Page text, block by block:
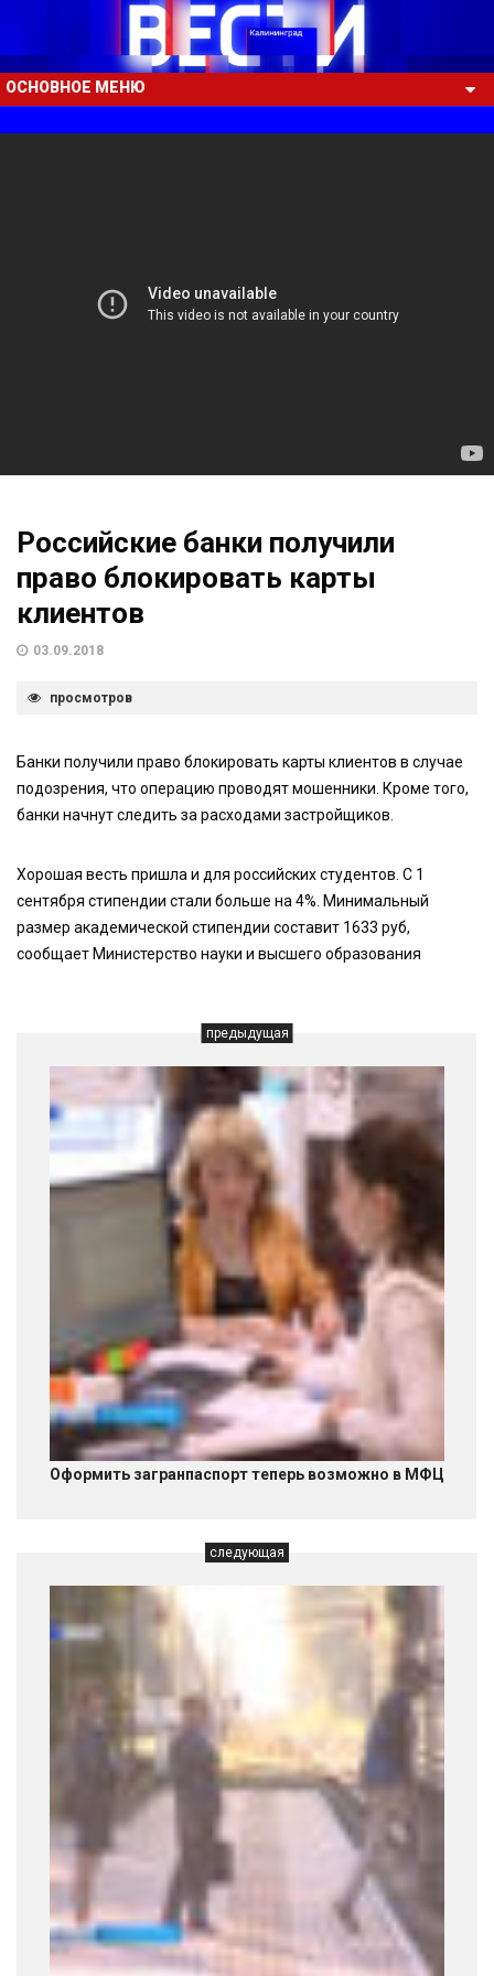
ОСНОВНОЕ МЕНЮ
Российские банки получили
право блокировать карты
клиентов
03.09.2018
просмотров
Банки получили право блокировать карты клиентов в случае
подозрения, что операцию проводят мошенники. Кроме того,
банки начнут следить за расходами застройщиков.
Хорошая весть пришла и для российских студентов. С 1
сентября стипендии стали больше на 4%. Минимальный
размер академической стипендии составит 1633 руб,
сообщает Министерство науки и высшего образования
предыдущая
Оформить загранпаспорт теперь возможно в МФЦ
следующая